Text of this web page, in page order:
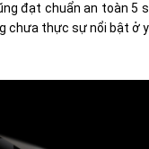
đạt chuẩn an toàn 5
chưa thực sự nổi bật ở